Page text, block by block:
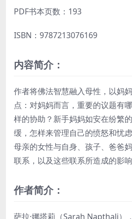
PDF书本页数：193
ISBN：9787213076169
内容简介：
作者将佛法智慧融入母性，以妈
点：对妈妈而言，重要的议题有
样的协助？新手妈妈如安在纷繁
缓，怎样来管理自己的愤怒和忧
母亲的女性与自身、孩子、爸爸
联系，以及这些联系所造成的影响
作者简介：
萨拉·娜塔莉（Sarah Napthali）